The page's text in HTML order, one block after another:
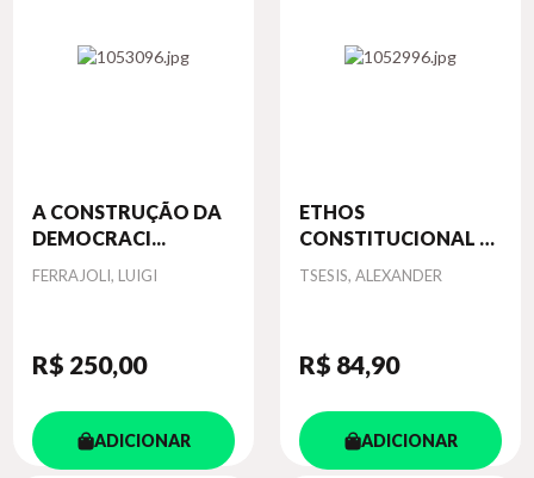
A CONSTRUÇÃO DA
DEMOCRACI...
Autor
FERRAJOLI, LUIGI
R$ 250,00
ADICIONAR
ETHOS
CONSTITUCIONAL -
IG...
Autor
TSESIS, ALEXANDER
R$ 84,90
ADICIONAR